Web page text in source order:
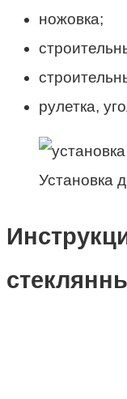
ножовка;
рулетка,
Установка